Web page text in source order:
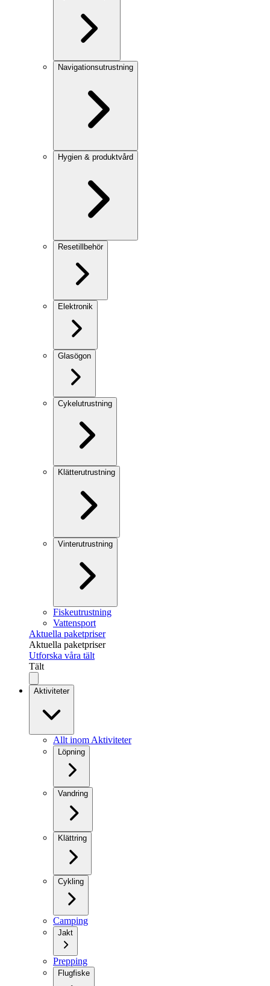
Navigationsutrustning
Hygien & produktvård
Resetillbehör
Elektronik
Glasögon
Cykelutrustning
Klätterutrustning
Vinterutrustning
Fiskeutrustning
Vattensport
Aktuella paketpriser
Aktuella paketpriser
Utforska våra tält
Tält
Aktiviteter
Allt inom Aktiviteter
Löpning
Vandring
Klättring
Cykling
Camping
Jakt
Prepping
Flugfiske